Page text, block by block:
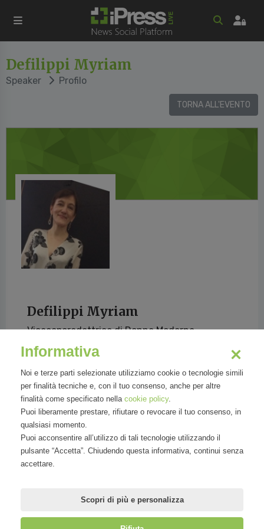
Defilippi Myriam
Speaker Profilo
TORNA ALL'EVENTO
Defilippi Myriam
Vicecaporedattrice di Donna Moderna
Giornalista professionista nata a Ivrea, oggi lavora in
Mondadori come caporedattore attualità a Donna
Moderna.
Dopo il Liceo Classico, consegue la laurea all’Università
degli Studi di Torino.
Informativa
Noi e terze parti selezionate utilizziamo cookie o tecnologie simili
per finalità tecniche e, con il tuo consenso, anche per altre
finalità come specificato nella cookie policy.
Puoi liberamente prestare, rifiutare o revocare il tuo consenso, in
qualsiasi momento.
Puoi acconsentire all’utilizzo di tali tecnologie utilizzando il
pulsante “Accetta”. Chiudendo questa informativa, continui senza
accettare.
Scopri di più e personalizza